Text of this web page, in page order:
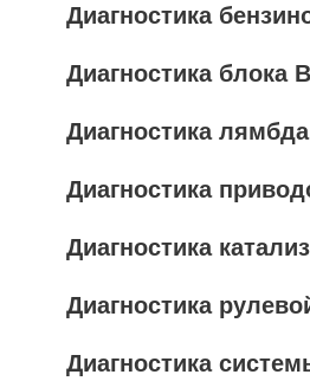
Диагностика
Диагностика блока
Диагностика
Диагностика
Диагностика
Диагностика
Диагностика